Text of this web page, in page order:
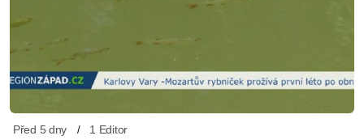
Před 5 dny 1 Editor